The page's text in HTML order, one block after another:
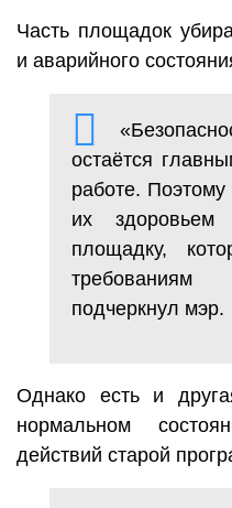
Часть площадок
и аварийного
остаётся
работе.
их
площадку,
подчеркнул мэр.
Однако есть и
нормальном
действий старой